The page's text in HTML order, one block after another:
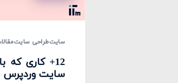
سایتطراحی سایت
12+ کاری که
سایت وردپرس